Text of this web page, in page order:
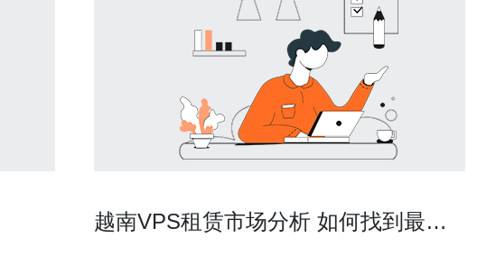
越南VPS租赁市场分析 如何找到最具